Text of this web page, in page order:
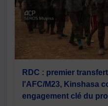
RDC : premier
l'AFC/M23, Kinshasa
engagement clé du